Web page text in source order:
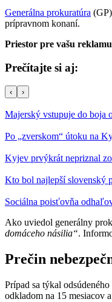
Generálna prokuratúra
prípravnom konaní.
Priestor pre vašu reklamu
Prečítajte si aj:
‹ ›
Majerský vstupuje do boja
Po „zverskom“ útoku na
Kyjev prvýkrát nepriznal
Kto bol najlepší slovenský
Sociálna poisťovňa
Ako uviedol generálny
domáceho násilia“.
Prečin
Prípad sa týkal
odkladom na 15 mesiacov